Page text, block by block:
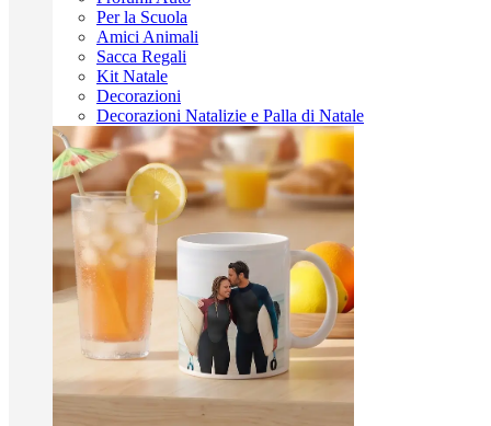
Per la Scuola
Amici Animali
Sacca Regali
Kit Natale
Decorazioni
Decorazioni Natalizie e Palla di Natale